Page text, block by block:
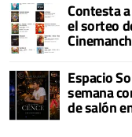
Contesta
el sorteo
Espacio
semana
de salón